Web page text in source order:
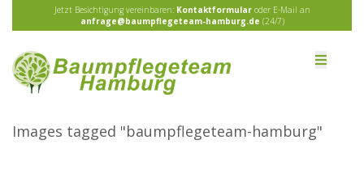
Jetzt Besichtigung vereinbaren: Kontaktformularoder E-Mail an
anfrage@baumpflegeteam-hamburg.de (24/7)
Images tagged "baumpflegeteam-hamburg"